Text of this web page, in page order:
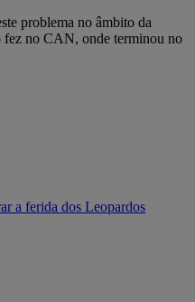
problema no âmbito da
fez no CAN, onde terminou no
a ferida dos Leopardos